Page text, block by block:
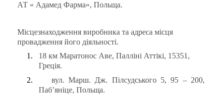
АТ « Адамед Фарма», Польща.
Місцезнаходження виробника та адреса місця
провадження його діяльності.
1.
18 км Маратонос Аве, Палліні Аттікі, 15351,
Греція.
2.
вул. Марш. Дж. Пілсудського 5, 95 – 200,
Паб’яніце, Польща.